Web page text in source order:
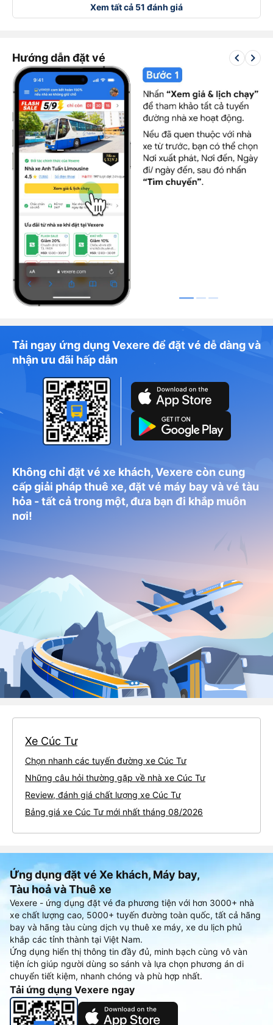
Xem tất cả 51 đánh giá
Hướng dẫn đặt vé keyboard_arrow_leftkeyboard_arrow_right
Tải ngay ứng dụng Vexere để đặt vé dễ dàng và
nhận ưu đãi hấp dẫn
Không chỉ đặt vé xe khách, Vexere còn cung
cấp giải pháp thuê xe, đặt vé máy bay và vé tàu
hỏa - tất cả trong một, đưa bạn đi khắp muôn
nơi!
Xe Cúc Tư
Chọn nhanh các tuyến đường xe Cúc Tư
Những câu hỏi thường gặp về nhà xe Cúc Tư
Review, đánh giá chất lượng xe Cúc Tư
Bảng giá xe Cúc Tư mới nhất tháng 08/2026
Ứng dụng đặt vé Xe khách, Máy bay,
Tàu hoả và Thuê xe
Vexere - ứng dụng đặt vé đa phương tiện với hơn 3000+ nhà
xe chất lượng cao, 5000+ tuyến đường toàn quốc, tất cả hãng
bay và hãng tàu cùng dịch vụ thuê xe máy, xe du lịch phủ
khắp các tỉnh thành tại Việt Nam.
Ứng dụng hiển thị thông tin đầy đủ, minh bạch cùng vô vàn
tiện ích giúp người dùng so sánh và lựa chọn phương án di
chuyển tiết kiệm, nhanh chóng và phù hợp nhất.
Tải ứng dụng Vexere ngay